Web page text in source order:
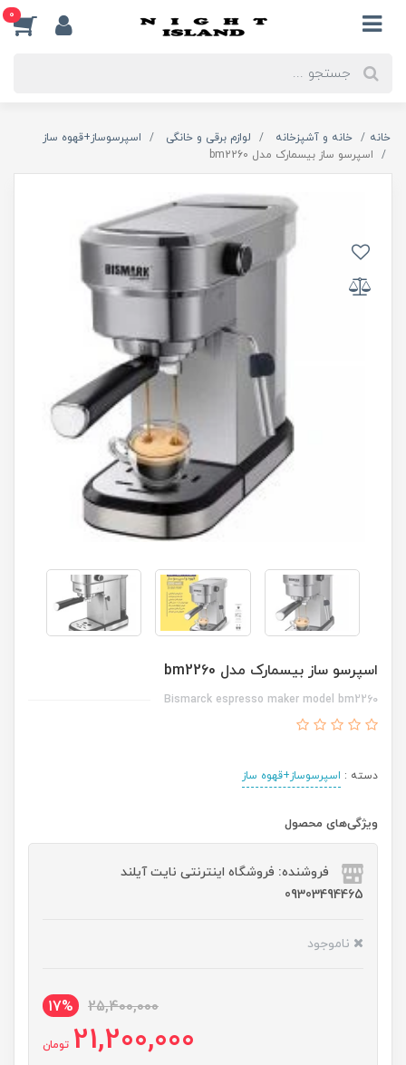
0
خانه خانه و آشپزخانه لوازم برقی و خانگی
اسپرسوساز+قهوه ساز
اسپرسو ساز بیسمارک مدل bm2260
اسپرسو ساز بیسمارک مدل bm2260
Bismarck espresso maker model bm2260
دسته : اسپرسوساز+قهوه ساز
ویژگی‌های محصول
فروشنده: فروشگاه اینترنتی نایت آیلند
09303494465
ناموجود
25,400,000
17%
21,200,000 تومان